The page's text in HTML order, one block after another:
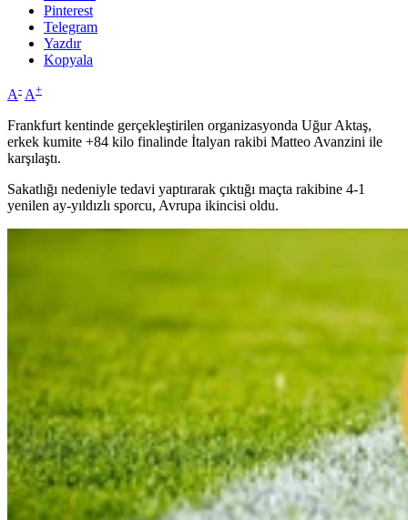
Pinterest
Telegram
Yazdır
Kopyala
A- A+
Frankfurt kentinde gerçekleştirilen organizasyonda Uğur Aktaş,
erkek kumite +84 kilo finalinde İtalyan rakibi Matteo Avanzini ile
karşılaştı.
Sakatlığı nedeniyle tedavi yaptırarak çıktığı maçta rakibine 4-1
yenilen ay-yıldızlı sporcu, Avrupa ikincisi oldu.